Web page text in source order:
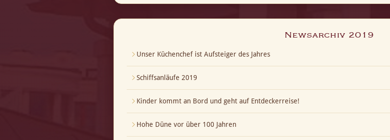
Newsarchiv 2019
Unser Küchenchef ist Aufsteiger des Jahres
Schiffsanläufe 2019
Kinder kommt an Bord und geht auf Entdeckerreise!
Hohe Düne vor über 100 Jahren